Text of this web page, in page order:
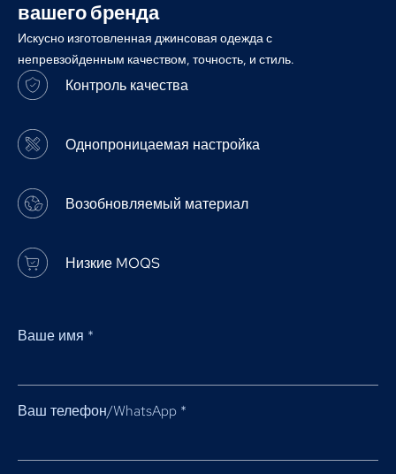
вашего бренда
Искусно изготовленная джинсовая одежда с
непревзойденным качеством, точность, и стиль.
Контроль качества
Однопроницаемая настройка
Возобновляемый материал
Низкие MOQS
Ваше имя *
Ваш телефон/WhatsApp *